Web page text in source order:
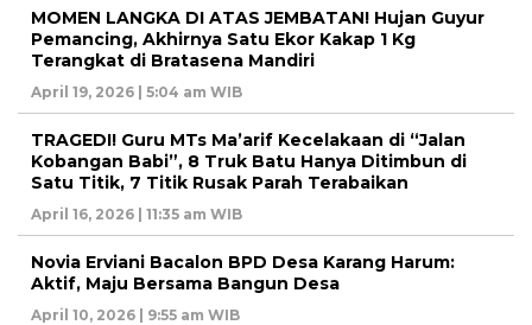
MOMEN LANGKA DI ATAS JEMBATAN! Hujan Guyur
Pemancing, Akhirnya Satu Ekor Kakap 1 Kg
Terangkat di Bratasena Mandiri
April 19, 2026 | 5:04 am WIB
TRAGEDI! Guru MTs Ma’arif Kecelakaan di “Jalan
Kobangan Babi”, 8 Truk Batu Hanya Ditimbun di
Satu Titik, 7 Titik Rusak Parah Terabaikan
April 16, 2026 | 11:35 am WIB
Novia Erviani Bacalon BPD Desa Karang Harum:
Aktif, Maju Bersama Bangun Desa
April 10, 2026 | 9:55 am WIB